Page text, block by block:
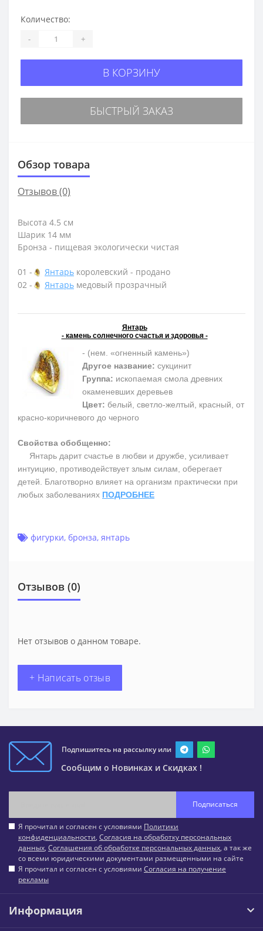
Количество:
- +
В КОРЗИНУ
БЫСТРЫЙ ЗАКАЗ
Обзор товара
Отзывов (0)
Высота 4.5 см
Шарик 14 мм
Бронза - пищевая экологически чистая
01 - Янтарь королевский - продано
02 -
Янтарь медовый прозрачный
Янтарь
- камень солнечного счастья и здоровья -
- (нем. «огненный камень»)
Другое название: сукцинит
Группа: ископаемая смола древних
окаменевших деревьев
Цвет: белый, светло-желтый, красный, от
красно-коричневого до черного
Свойства обобщенно:
Янтарь дарит счастье в любви и дружбе, усиливает
интуицию, противодействует злым силам, оберегает
детей. Благотворно влияет на организм практически при
любых заболеваниях ПОДРОБНЕЕ
фигурки, бронза, янтарь
Отзывов (0)
Нет отзывов о данном товаре.
+ Написать отзыв
Подпишитесь на рассылку или
Сообщим о Новинках и Скидках !
Подписаться
Я прочитал и согласен с условиями Политики
конфиденциальности, Согласия на обработку персональных
данных, Соглашения об обработке персональных данных, а так же
со всеми юридическими документами размещенными на сайте
Я прочитал и согласен с условиями Согласия на получение
рекламы
Информация